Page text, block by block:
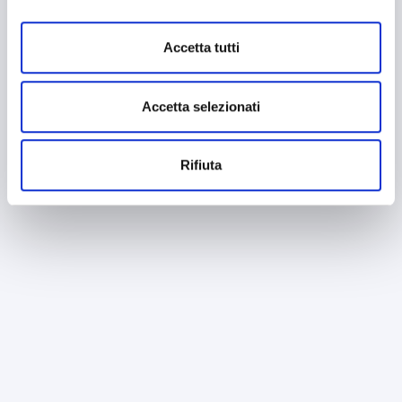
attivi).
Accetta tutti
Accetta selezionati
Rifiuta